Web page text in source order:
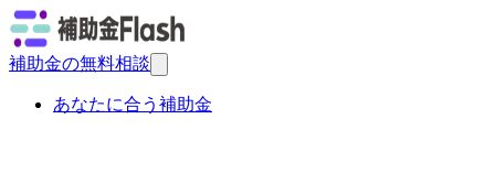
補助金の無料相談
あなたに合う補助金